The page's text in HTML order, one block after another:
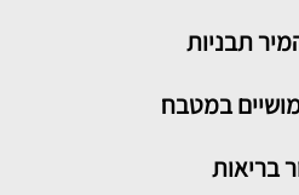
תבניות
במטבח
בריאות